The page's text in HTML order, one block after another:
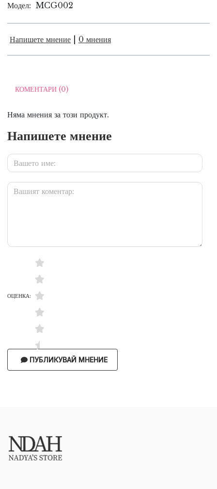
Модел: MCG002
Напишете мнение 0 мнения
КОМЕНТАРИ (0)
Няма мнения за този продукт.
Напишете мнение
ОЦЕНКА:
ПУБЛИКУВАЙ МНЕНИЕ